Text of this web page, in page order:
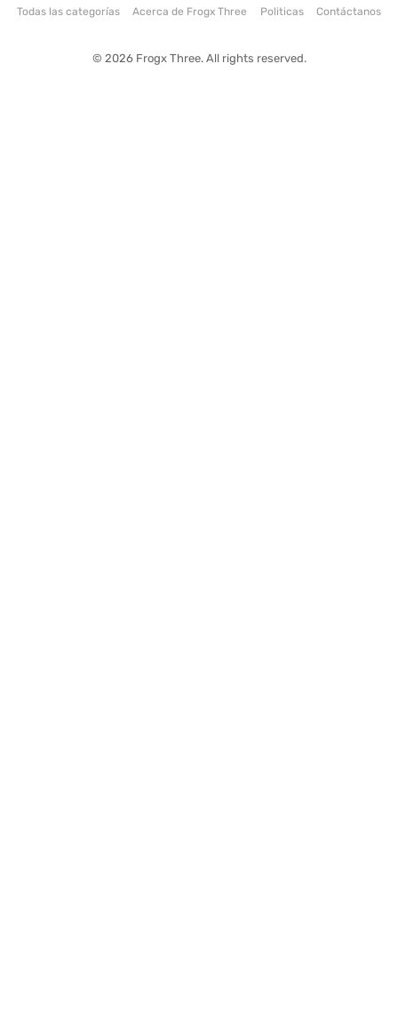
Todas las categorías Acerca de Frogx Three Politicas Contáctanos
© 2026 Frogx Three. All rights reserved.